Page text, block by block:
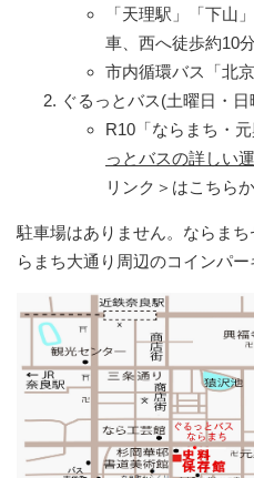
「天理駅」「下山
車、西へ徒歩約10分
市内循環バス「北
ぐるっとバス(土曜日・
R10「ならまち・
っとバスの詳しい
リンク＞ はこちら
駐車場はありません。ならま
らまち大通り周辺のコインパー